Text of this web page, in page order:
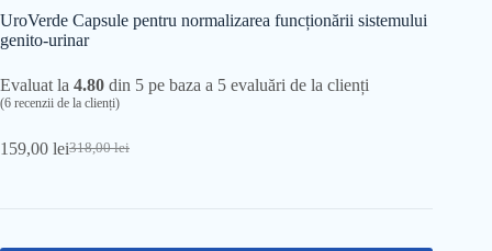
UroVerde Capsule pentru normalizarea funcționării sistemului
genito-urinar
Evaluat la 4.80 din 5 pe baza a 5 evaluări de la clienți
(6 recenzii de la clienți)
318,00lei
Prețul
159,00 leiPrețul